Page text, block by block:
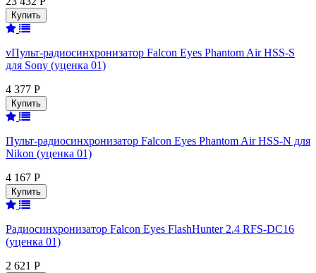
vПульт-радиосинхронизатор Falcon Eyes Phantom Air HSS-S
для Sony (уценка 01)
4 377 Р
Пульт-радиосинхронизатор Falcon Eyes Phantom Air HSS-N для
Nikon (уценка 01)
4 167 Р
Радиосинхронизатор Falcon Eyes FlashHunter 2.4 RFS-DC16
(уценка 01)
2 621 Р